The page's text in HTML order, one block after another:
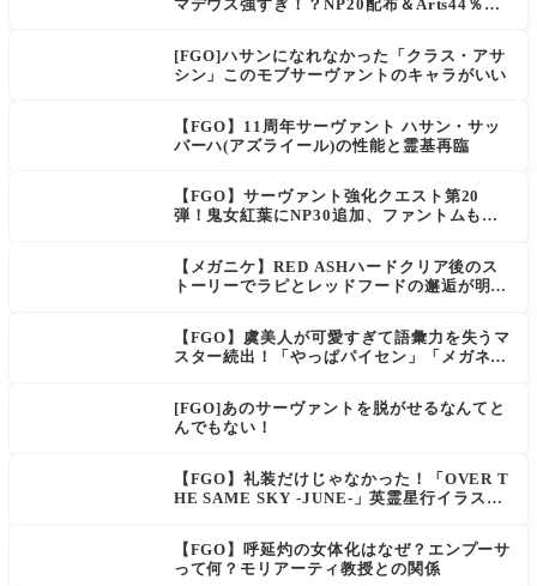
マデウス強すぎ！？NP20配布＆Arts44％強
[FGO]ハサンになれなかった「クラス・アサ
シン」このモブサーヴァントのキャラがいい
【FGO】11周年サーヴァント ハサン・サッ
バーハ(アズライール)の性能と霊基再臨
【FGO】サーヴァント強化クエスト第20
弾！鬼女紅葉にNP30追加、ファントムも大
【メガニケ】RED ASHハードクリア後のス
トーリーでラピとレッドフードの邂逅が明か
さん30年寝てた。【勝利の女神NIKKE】
【FGO】虞美人が可愛すぎて語彙力を失うマ
スター続出！「やっぱパイセン」「メガネよ
[FGO]あのサーヴァントを脱がせるなんてと
んでもない！
【FGO】礼装だけじゃなかった！「OVER T
HE SAME SKY -JUNE-」英霊星行イラスト
場
【FGO】呼延灼の女体化はなぜ？エンプーサ
って何？モリアーティ教授との関係